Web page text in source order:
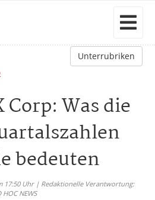
Unterrubriken
Corp: Was die
bedeuten
17:50 Uhr | Redaktionelle Verantwortung:
NEWS